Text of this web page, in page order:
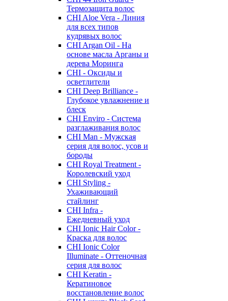
Термозащита волос
CHI Aloe Vera - Линия
для всех типов
кудрявых волос
CHI Argan Oil - На
основе масла Арганы и
дерева Моринга
CHI - Оксиды и
осветлители
CHI Deep Brilliance -
Глубокое увлажнение и
блеск
CHI Enviro - Система
разглаживания волос
CHI Man - Мужская
серия для волос, усов и
бороды
CHI Royal Treatment -
Королевский уход
CHI Styling -
Ухаживающий
стайлинг
CHI Infra -
Ежедневный уход
CHI Ionic Hair Color -
Краска для волос
CHI Ionic Color
Illuminate - Оттеночная
серия для волос
CHI Keratin -
Кератиновое
восстановление волос